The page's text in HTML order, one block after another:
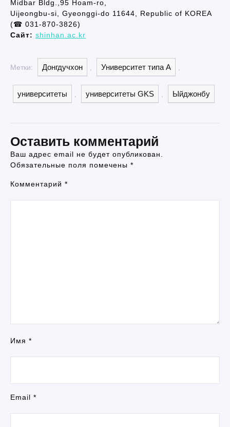
Midbar Bldg.,95 Hoam-ro,
Uijeongbu-si, Gyeonggi-do 11644, Republic of KOREA
(☎ 031-870-3826)
Сайт: shinhan.ac.kr
Метки: Донгдучхон , Университет типа A ,
университеты , университеты GKS , Ыйджонбу
Оставить комментарий
Ваш адрес email не будет опубликован.
Обязательные поля помечены *
Комментарий *
Имя *
Email *